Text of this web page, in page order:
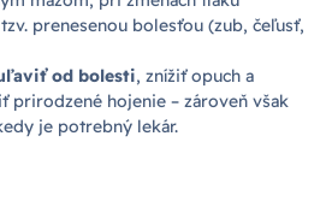
prenesenou bolesťou (zub, čeľusť,
od bolesti, znížiť opuch a
prirodzené hojenie – zároveň však
je potrebný lekár.